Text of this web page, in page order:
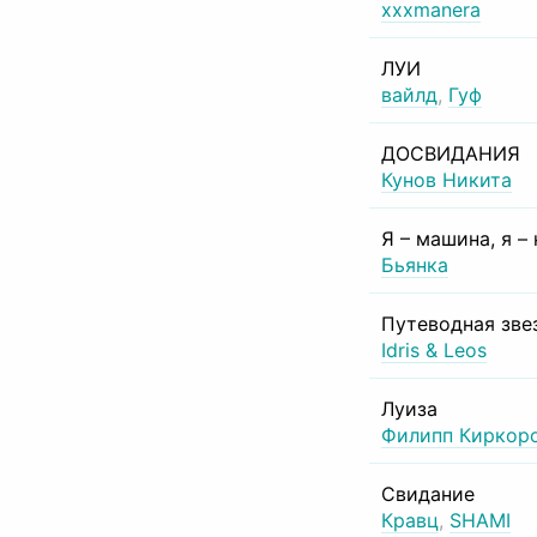
xxxmanera
ЛУИ
вайлд, Гуф
ДОСВИДАНИЯ
Кунов Никита
Я – машина, я –
Бьянка
Путеводная
Idris & Leos
Луиза
Филипп
Свидание
Кравц, SHAMI